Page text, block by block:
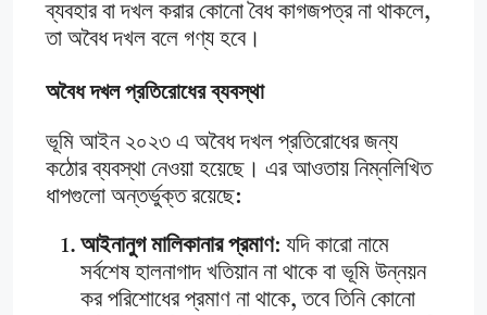
ব্যবহার বা দখল করার কোনো বৈধ কাগজপত্র না থাকলে,
তা অবৈধ দখল বলে গণ্য হবে।
অবৈধ দখল প্রতিরোধের ব্যবস্থা
ভূমি আইন ২০২৩ এ অবৈধ দখল প্রতিরোধের জন্য
কঠোর ব্যবস্থা নেওয়া হয়েছে। এর আওতায় নিম্নলিখিত
ধাপগুলো অন্তর্ভুক্ত রয়েছে:
আইনানুগ মালিকানার প্রমাণ: যদি কারো নামে
সর্বশেষ হালনাগাদ খতিয়ান না থাকে বা ভূমি উন্নয়ন
কর পরিশোধের প্রমাণ না থাকে, তবে তিনি কোনো